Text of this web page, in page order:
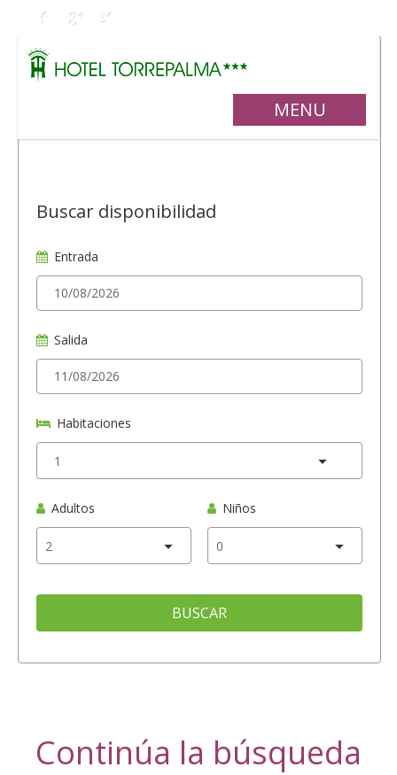
MENU
Buscar disponibilidad
Entrada
Salida
Habitaciones
Adultos Niños
BUSCAR
Continúa la búsqueda